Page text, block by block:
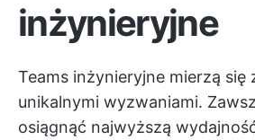
inżynieryjne
Teams inżynieryjne mierzą się
unikalnymi wyzwaniami.
osiągnąć najwyższą